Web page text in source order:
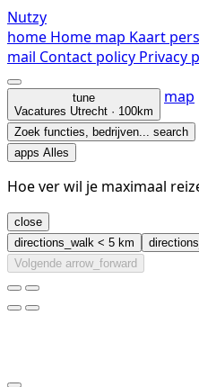
Nutzy
home Home map Kaart
mail Contact policy Privacy
tune
Vacatures Utrecht · 100km
map
Zoek functies, bedrijven... search
apps Alles
Hoe ver wil je maximaal
close
directions_walk < 5 km
Volgende arrow_forward